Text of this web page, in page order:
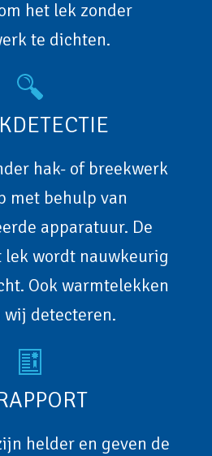
het lek zonder
te dichten.
hak- of breekwerk
met behulp van
apparatuur. De
lek wordt nauwkeurig
Ook warmtelekken
wij detecteren.
helder en geven de